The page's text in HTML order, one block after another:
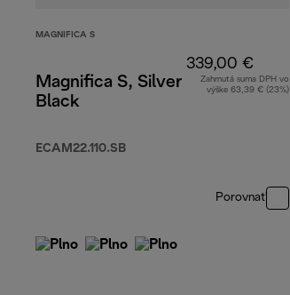
MAGNIFICA S
Magnifica S, Silver
Black
ECAM22.110.SB
339,00 €
Zahrnutá suma DPH vo
výške 63,39 € (23%)
Porovnať